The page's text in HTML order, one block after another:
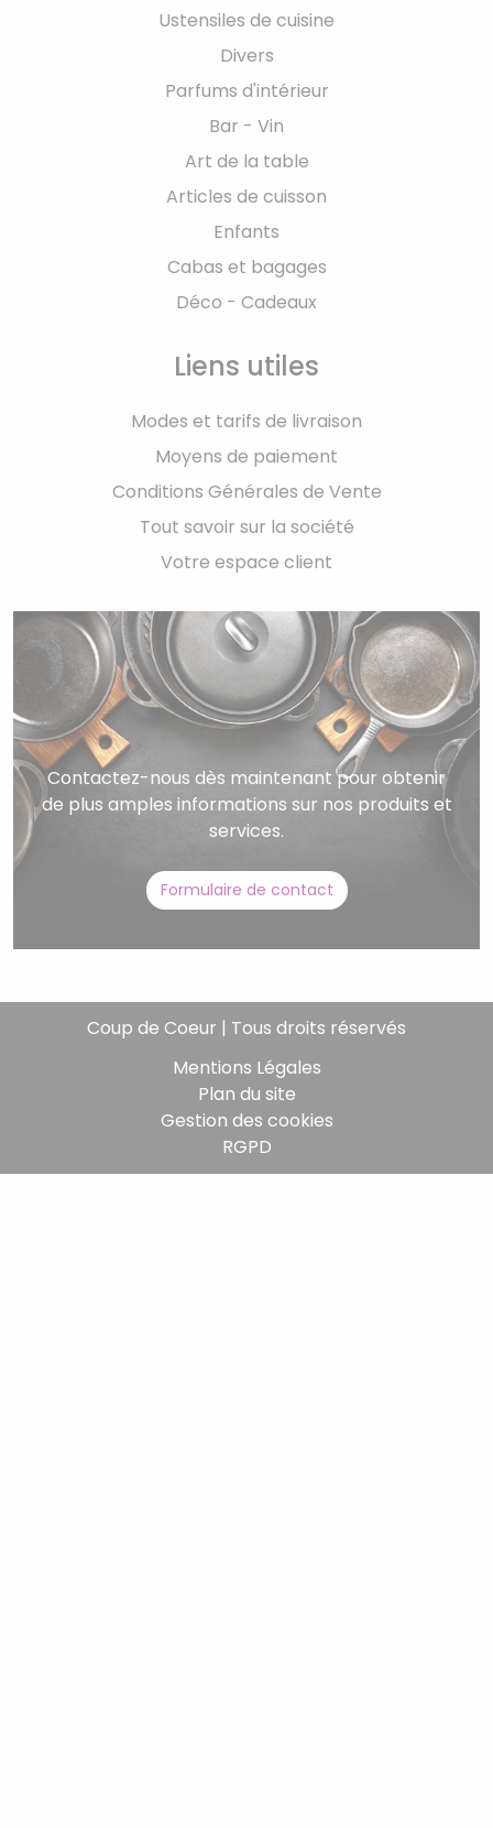
Ustensiles de cuisine
Divers
Parfums d'intérieur
Bar - Vin
Art de la table
Articles de cuisson
Enfants
Cabas et bagages
Déco - Cadeaux
Liens utiles
Modes et tarifs de livraison
Moyens de paiement
Conditions Générales de Vente
Tout savoir sur la société
Votre espace client
Contactez-nous dès maintenant pour obtenir
de plus amples informations sur nos produits et
services.
Formulaire de contact
Coup de Coeur | Tous droits réservés
Mentions Légales
Plan du site
Gestion des cookies
RGPD